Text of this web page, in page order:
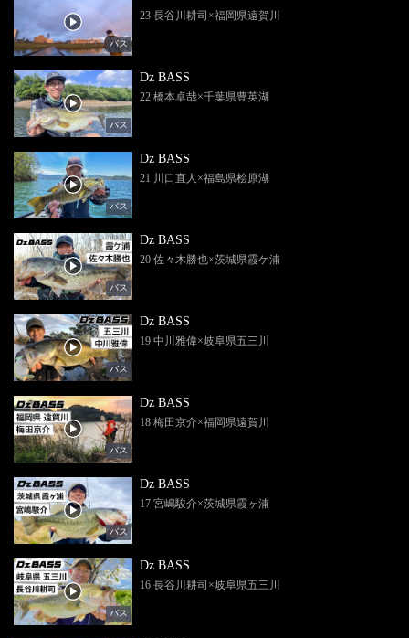
バス
23 長谷川耕司×福岡県遠賀川
バス
Dz BASS
22 橋本卓哉×千葉県豊英湖
バス
Dz BASS
21 川口直人×福島県桧原湖
バス
Dz BASS
20 佐々木勝也×茨城県霞ケ浦
バス
Dz BASS
19 中川雅偉×岐阜県五三川
バス
Dz BASS
18 梅田京介×福岡県遠賀川
バス
Dz BASS
17 宮嶋駿介×茨城県霞ヶ浦
バス
Dz BASS
16 長谷川耕司×岐阜県五三川